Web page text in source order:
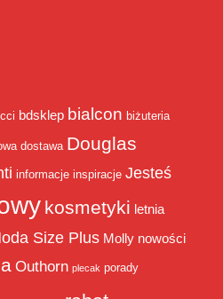
bdsklep bialcon biżuteria
dostawa Douglas
informacje inspiracje Jesteś
kosmetyki letnia
Size Plus Molly nowości
Outhorn plecak porady